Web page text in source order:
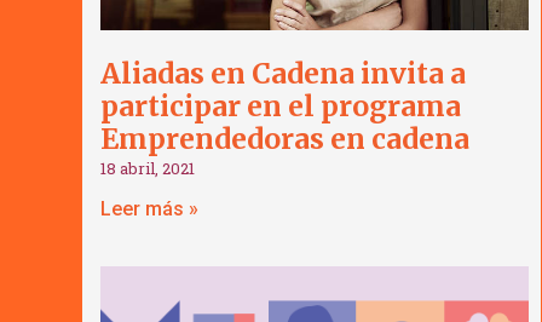
Aliadas en Cadena invita a
participar en el programa
Emprendedoras en cadena
18 abril, 2021
Leer más »